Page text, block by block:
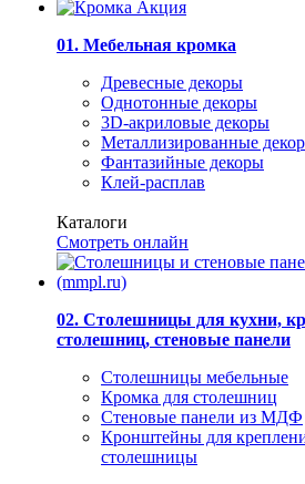
01. Мебельная кромка
Древесные декоры
Однотонные декоры
3D-акриловые декоры
Металлизированные
Фантазийные декоры
Клей-расплав
Каталоги
Смотреть онлайн
02. Столешницы для кухни,
столешниц, стеновые панели
Столешницы мебельные
Кромка для столешниц
Стеновые панели из МДФ
Кронштейны для
столешницы